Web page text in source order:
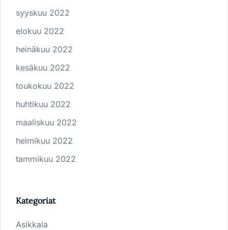
syyskuu 2022
elokuu 2022
heinäkuu 2022
kesäkuu 2022
toukokuu 2022
huhtikuu 2022
maaliskuu 2022
helmikuu 2022
tammikuu 2022
Kategoriat
Asikkala